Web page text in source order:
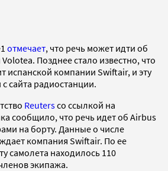
отмечает, что речь может идти об
Позднее стало известно, что
испанской компании Swiftair, и эту
сайта радиостанции.
Reutersсо ссылкой на
сообщило, что речь идет об Airbus
на борту. Данные о числе
компания Swiftair. По ее
самолета находилось 110
экипажа.